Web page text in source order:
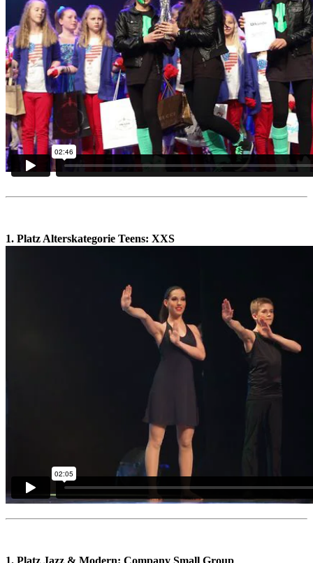
1. Platz Alterskategorie Teens: XXS
1. Platz Jazz & Modern: Company Small Group